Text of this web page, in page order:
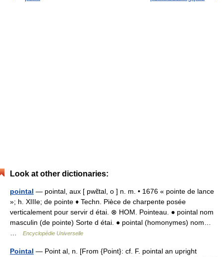
Look at other dictionaries:
pointal — pointal, aux [ pwɛ̃tal, o ] n. m. • 1676 « pointe de lance
»; h. XIIIe; de pointe ♦ Techn. Pièce de charpente posée
verticalement pour servir d étai. ⊗ HOM. Pointeau. ● pointal nom
masculin (de pointe) Sorte d étai. ● pointal (homonymes) nom…
Encyclopédie Universelle
Pointal — Point al, n. [From {Point}: cf. F. pointal an upright